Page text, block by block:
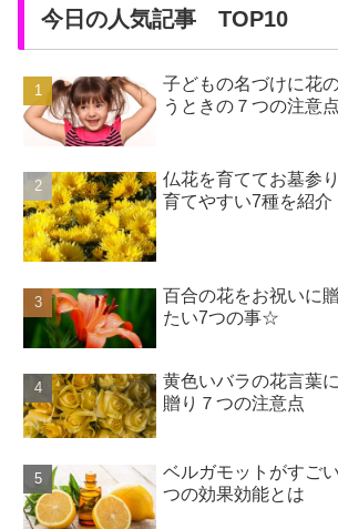
今日の人気記事 TOP10
子どもの名づけに花
うときの７つの注意点
仏花を育ててお墓参
育てやすい7種を紹介
百合の花をお祝いに
たい7つの事☆
黄色いバラの花言葉
贈り７つの注意点
ベルガモットがすご
つの効果効能とは